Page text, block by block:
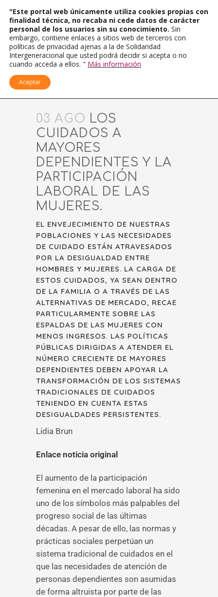
03 AGO LOS
CUIDADOS A
MAYORES
DEPENDIENTES Y LA
PARTICIPACIÓN
LABORAL DE LAS
MUJERES.
EL ENVEJECIMIENTO DE NUESTRAS
POBLACIONES Y LAS NECESIDADES
DE CUIDADO ESTÁN ATRAVESADOS
POR LA DESIGUALDAD ENTRE
HOMBRES Y MUJERES. LA CARGA DE
ESTOS CUIDADOS, YA SEAN DENTRO
DE LA FAMILIA O A TRAVÉS DE LAS
ALTERNATIVAS DE MERCADO, RECAE
PARTICULARMENTE SOBRE LAS
ESPALDAS DE LAS MUJERES CON
MENOS INGRESOS. LAS POLÍTICAS
PÚBLICAS DIRIGIDAS A ATENDER EL
NÚMERO CRECIENTE DE MAYORES
DEPENDIENTES DEBEN APOYAR LA
TRANSFORMACIÓN DE LOS SISTEMAS
TRADICIONALES DE CUIDADOS
TENIENDO EN CUENTA ESTAS
DESIGUALDADES PERSISTENTES.
Lidia Brun
Enlace noticia original
El aumento de la participación
femenina en el mercado laboral ha sido
uno de los símbolos más palpables del
progreso social de las últimas
décadas. A pesar de ello, las normas y
prácticas sociales perpetúan un
sistema tradicional de cuidados en el
que las necesidades de atención de
personas dependientes son asumidas
de forma altruista por parte de las
"Este portal web únicamente utiliza cookies propias con
finalidad técnica, no recaba ni cede datos de carácter
personal de los usuarios sin su conocimiento. Sin
embargo, contiene enlaces a sitios web de terceros con
políticas de privacidad ajenas a la de Solidaridad
Intergeneracional que usted podrá decidir si acepta o no
cuando acceda a ellos. " Más información
Aceptar